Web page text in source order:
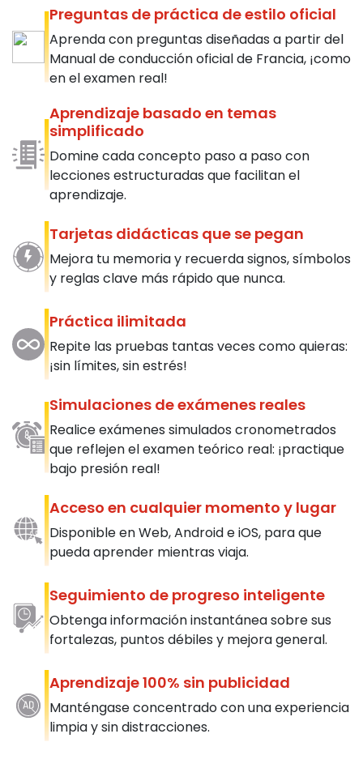
Preguntas de práctica de estilo oficial
Aprenda con preguntas diseñadas a partir del
Manual de conducción oficial de Francia, ¡como
en el examen real!
Aprendizaje basado en temas
simplificado
Domine cada concepto paso a paso con
lecciones estructuradas que facilitan el
aprendizaje.
Tarjetas didácticas que se pegan
Mejora tu memoria y recuerda signos, símbolos
y reglas clave más rápido que nunca.
Práctica ilimitada
Repite las pruebas tantas veces como quieras:
¡sin límites, sin estrés!
Simulaciones de exámenes reales
Realice exámenes simulados cronometrados
que reflejen el examen teórico real: ¡practique
bajo presión real!
Acceso en cualquier momento y lugar
Disponible en Web, Android e iOS, para que
pueda aprender mientras viaja.
Seguimiento de progreso inteligente
Obtenga información instantánea sobre sus
fortalezas, puntos débiles y mejora general.
Aprendizaje 100% sin publicidad
Manténgase concentrado con una experiencia
limpia y sin distracciones.